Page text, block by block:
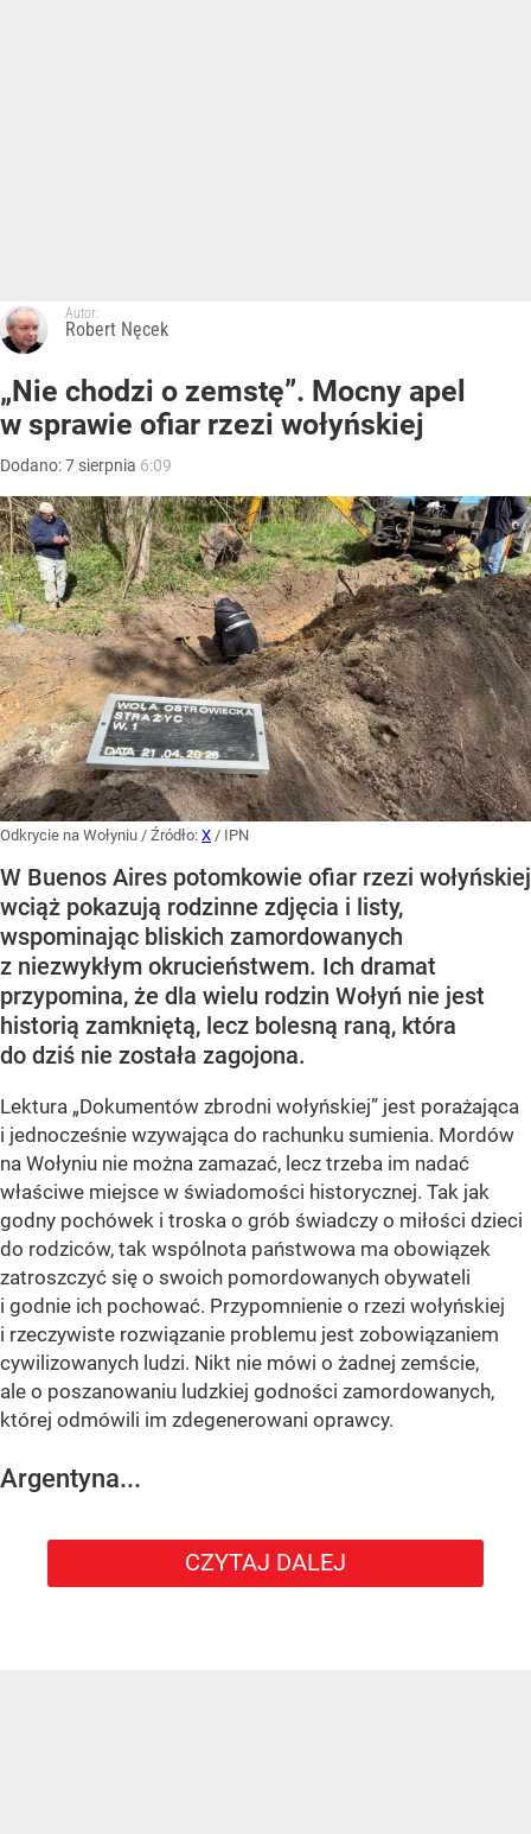
Autor:
Robert Nęcek
„Nie chodzi o zemstę”. Mocny apel
w sprawie ofiar rzezi wołyńskiej
Dodano:7 sierpnia 6:09
Odkrycie na Wołyniu / Źródło: X / IPN
W Buenos Aires potomkowie ofiar rzezi wołyńskiej
wciąż pokazują rodzinne zdjęcia i listy,
wspominając bliskich zamordowanych
z niezwykłym okrucieństwem. Ich dramat
przypomina, że dla wielu rodzin Wołyń nie jest
historią zamkniętą, lecz bolesną raną, która
do dziś nie została zagojona.
Lektura „Dokumentów zbrodni wołyńskiej” jest porażająca
i jednocześnie wzywająca do rachunku sumienia. Mordów
na Wołyniu nie można zamazać, lecz trzeba im nadać
właściwe miejsce w świadomości historycznej. Tak jak
godny pochówek i troska o grób świadczy o miłości dzieci
do rodziców, tak wspólnota państwowa ma obowiązek
zatroszczyć się o swoich pomordowanych obywateli
i godnie ich pochować. Przypomnienie o rzezi wołyńskiej
i rzeczywiste rozwiązanie problemu jest zobowiązaniem
cywilizowanych ludzi. Nikt nie mówi o żadnej zemście,
ale o poszanowaniu ludzkiej godności zamordowanych,
której odmówili im zdegenerowani oprawcy.
Argentyna...
CZYTAJ DALEJ